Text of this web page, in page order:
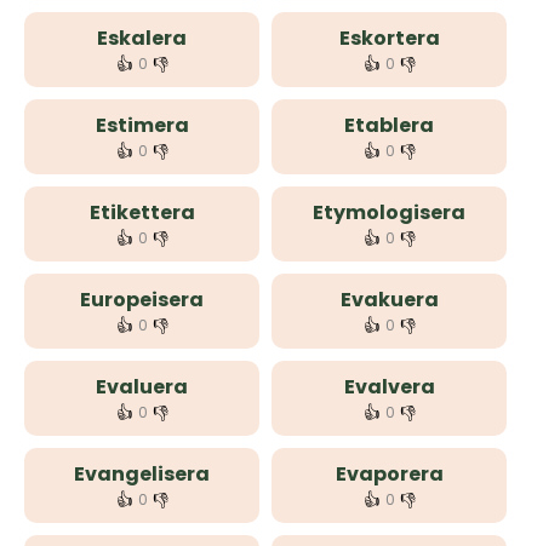
Eskalera
👍 0 👎
Eskortera
👍 0 👎
Estimera
👍 0 👎
Etablera
👍 0 👎
Etikettera
👍 0 👎
Etymologisera
👍 0 👎
Europeisera
👍 0 👎
Evakuera
👍 0 👎
Evaluera
👍 0 👎
Evalvera
👍 0 👎
Evangelisera
👍 0 👎
Evaporera
👍 0 👎